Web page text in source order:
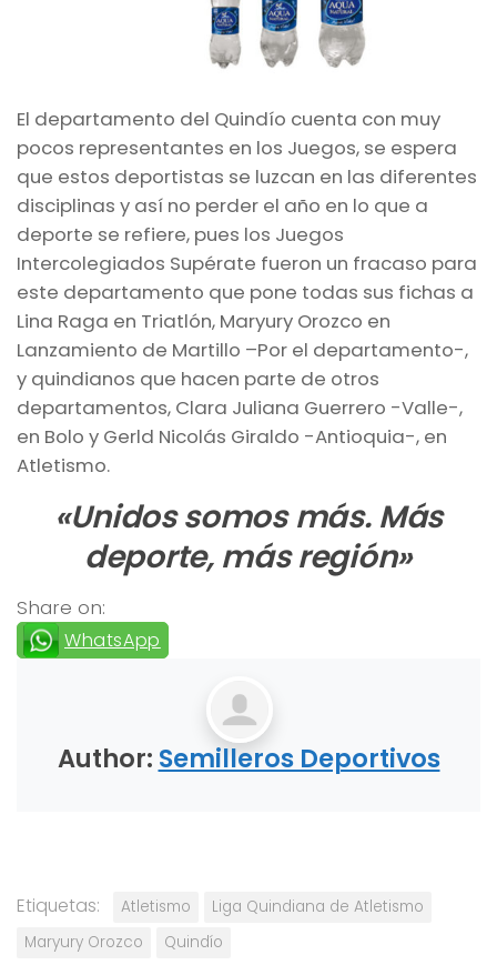
El departamento del Quindío cuenta con muy
pocos representantes en los Juegos, se espera
que estos deportistas se luzcan en las diferentes
disciplinas y así no perder el año en lo que a
deporte se refiere, pues los Juegos
Intercolegiados Supérate fueron un fracaso para
este departamento que pone todas sus fichas a
Lina Raga en Triatlón, Maryury Orozco en
Lanzamiento de Martillo –Por el departamento-,
y quindianos que hacen parte de otros
departamentos, Clara Juliana Guerrero -Valle-,
en Bolo y Gerld Nicolás Giraldo -Antioquia-, en
Atletismo.
«Unidos somos más. Más
deporte, más región»
Share on:
WhatsApp
Author: Semilleros Deportivos
Etiquetas: Atletismo
Liga Quindiana de Atletismo
Maryury Orozco
Quindío